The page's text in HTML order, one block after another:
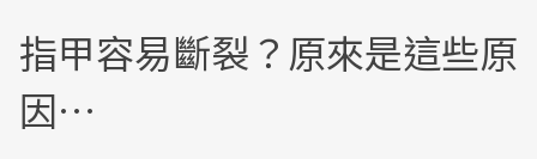
指甲容易斷裂？原來是這些原
因…